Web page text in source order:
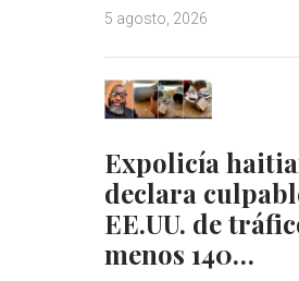
5 agosto, 2026
Expolicía
declara
EE.UU. de
menos 140…